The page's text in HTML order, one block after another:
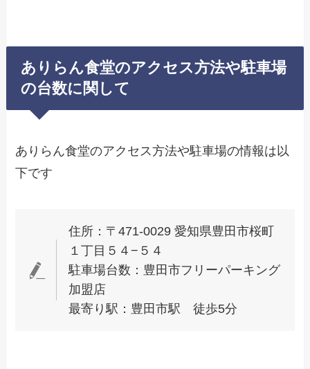
ありらん食堂のアクセス方法や駐車場
の台数に関して
ありらん食堂のアクセス方法や駐車場の情報は以
下です
住所：〒471-0029 愛知県豊田市桜町
１丁目５４−５４
駐車場台数：豊田市フリーパーキング
加盟店
最寄り駅：豊田市駅 徒歩5分